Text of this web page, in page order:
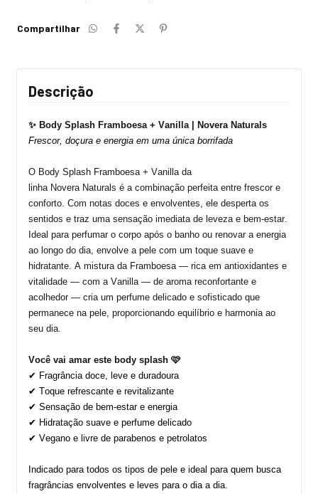
Compartilhar
Descrição
✨ Body Splash Framboesa + Vanilla | Novera Naturals
Frescor, doçura e energia em uma única borrifada
O Body Splash Framboesa + Vanilla da
linha Novera Naturals é a combinação perfeita entre frescor e
conforto. Com notas doces e envolventes, ele desperta os
sentidos e traz uma sensação imediata de leveza e bem-estar.
Ideal para perfumar o corpo após o banho ou renovar a energia
ao longo do dia, envolve a pele com um toque suave e
hidratante. A mistura da Framboesa — rica em antioxidantes e
vitalidade — com a Vanilla — de aroma reconfortante e
acolhedor — cria um perfume delicado e sofisticado que
permanece na pele, proporcionando equilíbrio e harmonia ao
seu dia.
Você vai amar este body splash 🩷
✔ Fragrância doce, leve e duradoura
✔ Toque refrescante e revitalizante
✔ Sensação de bem-estar e energia
✔ Hidratação suave e perfume delicado
✔ Vegano e livre de parabenos e petrolatos
Indicado para todos os tipos de pele e ideal para quem busca
fragrâncias envolventes e leves para o dia a dia.